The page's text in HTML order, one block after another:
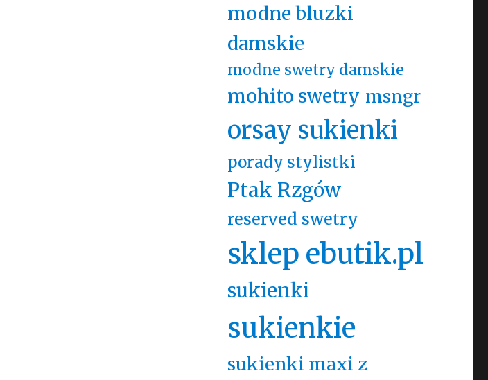
modne bluzki
damskie
modne swetry damskie
mohito swetry msngr
orsay sukienki
porady stylistki
Ptak Rzgów
reserved swetry
sklep ebutik.pl
sukienki
sukienkie
sukienki maxi z